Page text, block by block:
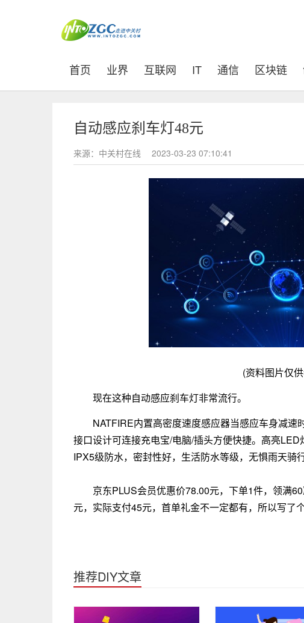
首页 (current)
业界 互联网 IT 通信 区块链
自动感应刹车灯48元
来源：中关村在线 2023-03-23 07:10:41
(资料图片仅
现在这种自动感应刹车灯非常流行。
NATFIRE内置高密度速度感应器当感应车身减
接口设计可连接充电宝/电脑/插头方便快捷。高亮LED
IPX5级防水，密封性好，生活防水等级，无惧雨天骑行
京东PLUS会员优惠价78.00元，下单1件，领满
元，实际支付45元，首单礼金不一定都有，所以写了个
推荐DIY文章